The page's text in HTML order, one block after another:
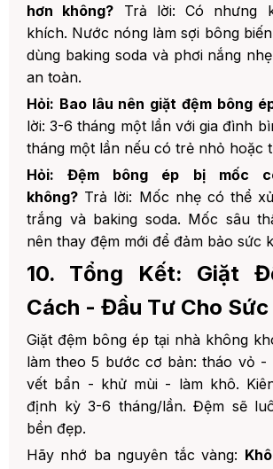
hơn không? Trả lời: Có nhưng
khích. Nước nóng làm sợi bông
dùng baking soda và phơi nắng
an toàn.
Hỏi: Bao lâu nên giặt đệm bông
lời: 3-6 tháng một lần với gia đình
tháng một lần nếu có trẻ nhỏ hoặc
Hỏi: Đệm bông ép bị mốc
không? Trả lời: Mốc nhẹ có thể
trắng và baking soda. Mốc sâu
nên thay đệm mới để đảm bảo sức
10. Tổng Kết: Giặt
Cách - Đầu Tư Cho
Giặt đệm bông ép tại nhà không
làm theo 5 bước cơ bản: tháo vỏ
vết bẩn - khử mùi - làm khô.
định kỳ 3-6 tháng/lần. Đệm sẽ
bền đẹp.
Hãy nhớ ba nguyên tắc vàng: